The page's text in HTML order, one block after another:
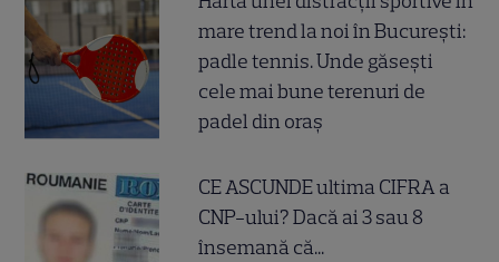
mare trend la noi în București:
padle tennis. Unde găsești
cele mai bune terenuri de
padel din oraș
CE ASCUNDE ultima CIFRA a
CNP-ului? Dacă ai 3 sau 8
însemană că...